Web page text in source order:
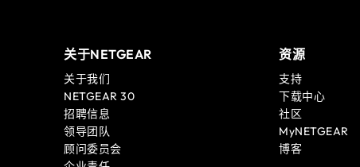
关于NETGEAR
关于我们
NETGEAR 30
招聘信息
领导团队
顾问委员会
资源
支持
下载中心
社区
MyNETGEAR
博客